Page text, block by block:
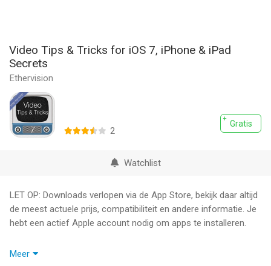
Video Tips & Tricks for iOS 7, iPhone & iPad
Secrets
Ethervision
Gratis
2
Watchlist
LET OP: Downloads verlopen via de App Store, bekijk daar altijd
de meest actuele prijs, compatibiliteit en andere informatie. Je
hebt een actief Apple account nodig om apps te installeren.
Free Today Only!
Meer